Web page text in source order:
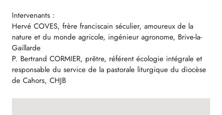
Intervenants :
Hervé COVES, frère franciscain séculier, amoureux de la
nature et du monde agricole, ingénieur agronome, Brive-la-
Gaillarde
P. Bertrand CORMIER, prêtre, référent écologie intégrale et
responsable du service de la pastorale liturgique du diocèse
de Cahors, CHJB